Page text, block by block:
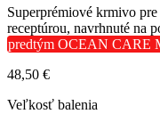
Superprémiové krmivo
receptúrou, navrhnuté na
predtým OCEAN CARE
48,50 €
Veľkosť balenia